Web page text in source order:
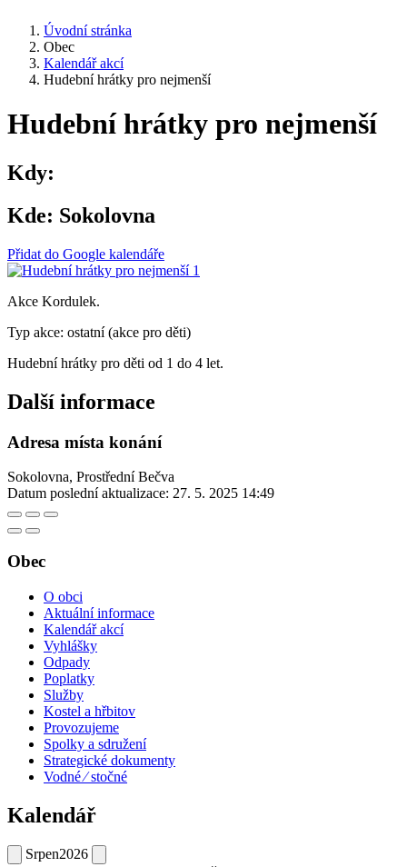
Úvodní stránka
Obec
Kalendář akcí
Hudební hrátky pro nejmenší
Hudební hrátky pro nejmenší
Kdy:
Kde: Sokolovna
Přidat do Google kalendáře
Akce Kordulek.
Typ akce: ostatní (akce pro děti)
Hudební hrátky pro děti od 1 do 4 let.
Další informace
Adresa místa konání
Sokolovna, Prostřední Bečva
Datum poslední aktualizace: 27. 5. 2025 14:49
Obec
O obci
Aktuální informace
Kalendář akcí
Vyhlášky
Odpady
Poplatky
Služby
Kostel a hřbitov
Provozujeme
Spolky a sdružení
Strategické dokumenty
Vodné ⁄ stočné
Kalendář
Srpen2026